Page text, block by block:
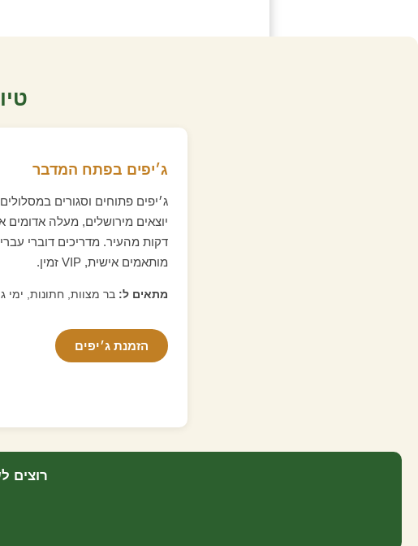
ג׳יפים בפתח המדבר
ג׳יפים פתוחים וסגורים
דקות מהעיר. מדריכים דוברי
מותאמים אישית, VIP זמין.
מתאים ל: בר מצוות, חתונות, ימי
הזמנת ג׳יפים
רוצים